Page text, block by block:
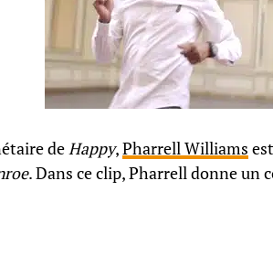
deHappy,Pharrell Williams
. Dans ce clip, Pharrell donne un